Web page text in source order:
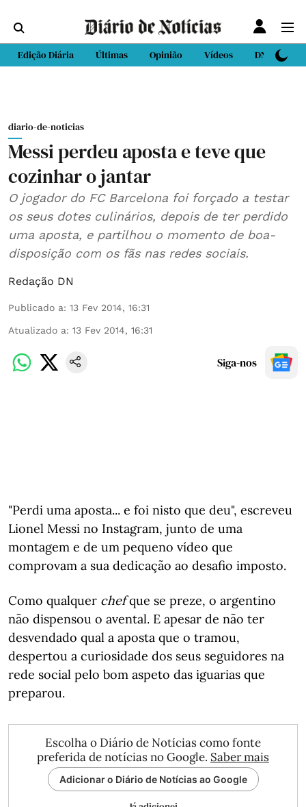
Edição Diária Últimas Opinião Vídeos DN Sport
diario-de-noticias
Messi perdeu aposta e teve que
cozinhar o jantar
O jogador do FC Barcelona foi forçado a testar
os seus dotes culinários, depois de ter perdido
uma aposta, e partilhou o momento de boa-
disposição com os fãs nas redes sociais.
Redação DN
Publicado a: 13 Fev 2014, 16:31
Atualizado a: 13 Fev 2014, 16:31
Siga-nos
"Perdi uma aposta... e foi nisto que deu", escreveu
Lionel Messi no Instagram, junto de uma
montagem e de um pequeno vídeo que
comprovam a sua dedicação ao desafio imposto.
Como qualquer chefque se preze, o argentino
não dispensou o avental. E apesar de não ter
desvendado qual a aposta que o tramou,
despertou a curiosidade dos seus seguidores na
rede social pelo bom aspeto das iguarias que
preparou.
Escolha o Diário de Notícias como fonte
preferida de notícias no Google. Saber mais
Adicionar o Diário de Notícias ao Google